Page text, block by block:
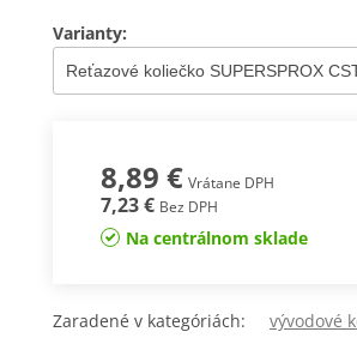
Varianty:
8,89 € Vrátane DPH
7,23 € Bez DPH
Na centrálnom sklade
Zaradené v kategóriách: vývodové